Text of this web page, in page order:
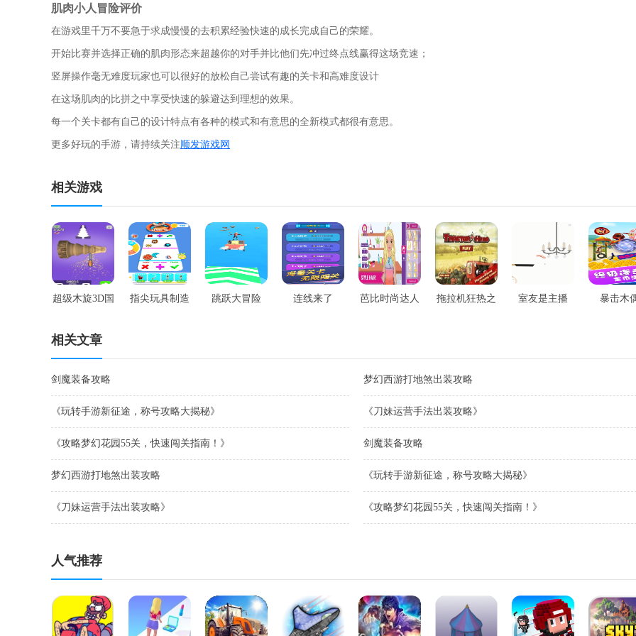
肌肉小人冒险评价
在游戏里千万不要急于求成慢慢的去积累经验快速的成长完成自己的荣耀。
开始比赛并选择正确的肌肉形态来超越你的对手并比他们先冲过终点线赢得这场竞速；
竖屏操作毫无难度玩家也可以很好的放松自己尝试有趣的关卡和高难度设计
在这场肌肉的比拼之中享受快速的躲避达到理想的效果。
每一个关卡都有自己的设计特点有各种的模式和有意思的全新模式都很有意思。
更多好玩的手游，请持续关注顺发游戏网
相关游戏
超级木旋3D国 指尖玩具制造 跳跃大冒险 连线来了 芭比时尚达人 拖拉机狂热之 室友是主播 暴击木
相关文章
剑魔装备攻略 梦幻西游打地煞出装攻略
《玩转手游新征途，称号攻略大揭秘》 《刀妹运营手法出装攻略》
《攻略梦幻花园55关，快速闯关指南！》 剑魔装备攻略
梦幻西游打地煞出装攻略 《玩转手游新征途，称号攻略大揭秘》
《刀妹运营手法出装攻略》 《攻略梦幻花园55关，快速闯关指南！》
人气推荐